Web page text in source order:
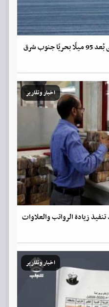
انفجار عنيف بالقرب من سفينة على بُعد 95 ميلًا بحريًا جنوب شرق
اخبار وتقارير
زيادة الرواتب والعلاوات
اخبار وتقارير